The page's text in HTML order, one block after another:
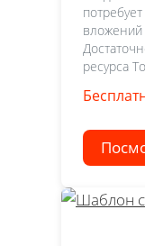
вложений
ресурса